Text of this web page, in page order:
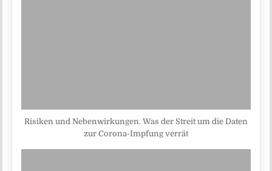
Risiken und Nebenwirkungen. Was der Streit um die Daten
zur Corona-Impfung verrät